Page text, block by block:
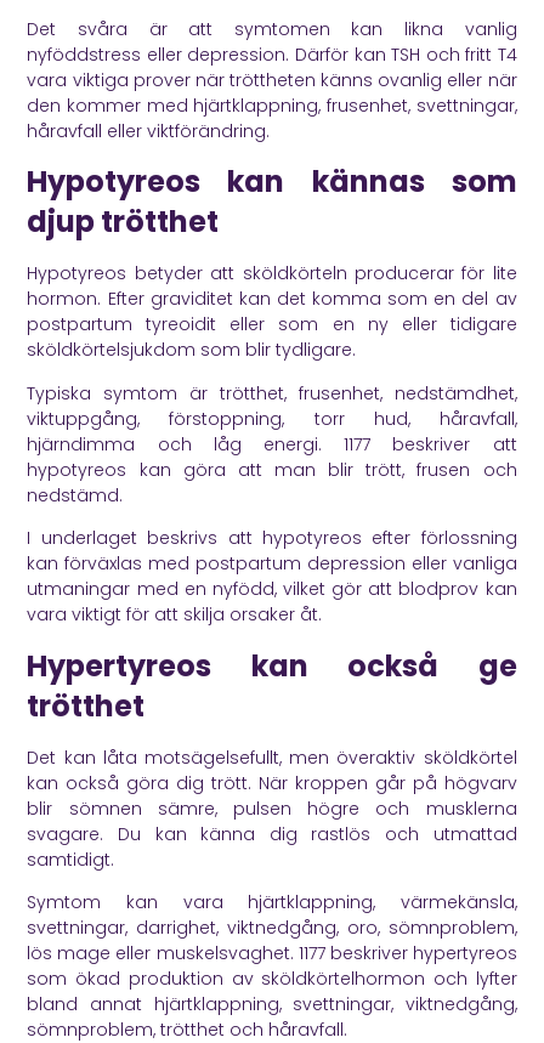
Det svåra är att symtomen kan likna vanlig
nyföddstress eller depression. Därför kan TSH och fritt T4
vara viktiga prover när tröttheten känns ovanlig eller när
den kommer med hjärtklappning, frusenhet, svettningar,
håravfall eller viktförändring.
Hypotyreos kan kännas som
djup trötthet
Hypotyreos betyder att sköldkörteln producerar för lite
hormon. Efter graviditet kan det komma som en del av
postpartum tyreoidit eller som en ny eller tidigare
sköldkörtelsjukdom som blir tydligare.
Typiska symtom är trötthet, frusenhet, nedstämdhet,
viktuppgång, förstoppning, torr hud, håravfall,
hjärndimma och låg energi.1177 beskriver att
hypotyreos kan göra att man blir trött, frusen och
nedstämd.
I underlaget beskrivs att hypotyreos efter förlossning
kan förväxlas med postpartum depression eller vanliga
utmaningar med en nyfödd, vilket gör att blodprov kan
vara viktigt för att skilja orsaker åt.
Hypertyreos kan också ge
trötthet
Det kan låta motsägelsefullt, men överaktiv sköldkörtel
kan också göra dig trött. När kroppen går på högvarv
blir sömnen sämre, pulsen högre och musklerna
svagare. Du kan känna dig rastlös och utmattad
samtidigt.
Symtom kan vara hjärtklappning, värmekänsla,
svettningar, darrighet, viktnedgång, oro, sömnproblem,
lös mage eller muskelsvaghet. 1177beskriver hypertyreos
som ökad produktion av sköldkörtelhormon och lyfter
bland annat hjärtklappning, svettningar, viktnedgång,
sömnproblem, trötthet och håravfall.